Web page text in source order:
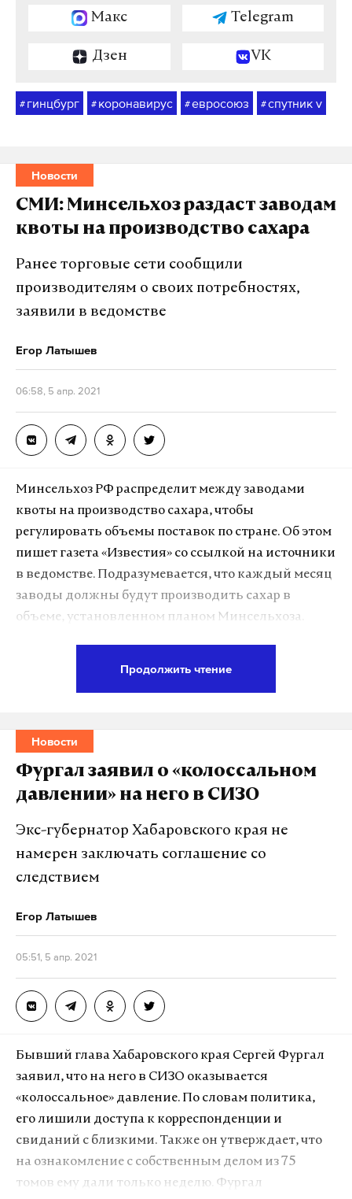
Макс Telegram
Дзен VK
# гинцбург # коронавирус #евросоюз #спутник v
Новости
СМИ: Минсельхоз раздаст заводам
квоты на производство сахара
Ранее торговые сети сообщили
производителям о своих потребностях,
заявили в ведомстве
Егор Латышев
06:58, 5 апр. 2021
Минсельхоз РФ распределит между заводами
квоты на производство сахара, чтобы
регулировать объемы поставок по стране. Об этом
пишет газета «Известия» со ссылкой на источники
в ведомстве. Подразумевается, что каждый месяц
заводы должны будут производить сахар в
объеме, установленном планом Минсельхоза.
посредников. При этом все участвующие в
соглашении[о стабилизации цен]сахарные
заводы выразили готовность заключить
сети», — приводит издание слова собеседника в
Минсельхозе.
квота на изготовление и дальнейшую продажу
товара рознице. Это позволит властям понимать,
какой объем субсидий необходимо выплачивать
производителям, а также, теоретически, создаст
более тесный контакт между изготовителями и
продавцами.
В ведомстве указали потенциальные проблемы
нового подхода: ранее предприятия не работали
по этому принципу, поэтому у них не было рамок и
плана по выработке продукции. Кроме того,
неясно, как заводы будут справляться с
требованиями, если поставки сырья для
Продолжить чтение
Новости
Фургал заявил о «колоссальном
давлении» на него в СИЗО
Экс-губернатор Хабаровского края не
намерен заключать соглашение со
следствием
Егор Латышев
05:51, 5 апр. 2021
Бывший глава Хабаровского края Сергей Фургал
заявил, что на него в СИЗО оказывается
«колоссальное» давление. По словам политика,
его лишили доступа к корреспонденции и
свиданий с близкими. Также он утверждает, что
на ознакомление с собственным делом из 75
томов ему дали только неделю. Фургал